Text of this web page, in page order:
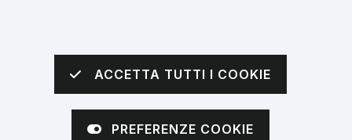
L'albero degli
zecchini. Moneta
ACCETTA TUTTI I COOKIE
PREFERENZE COOKIE